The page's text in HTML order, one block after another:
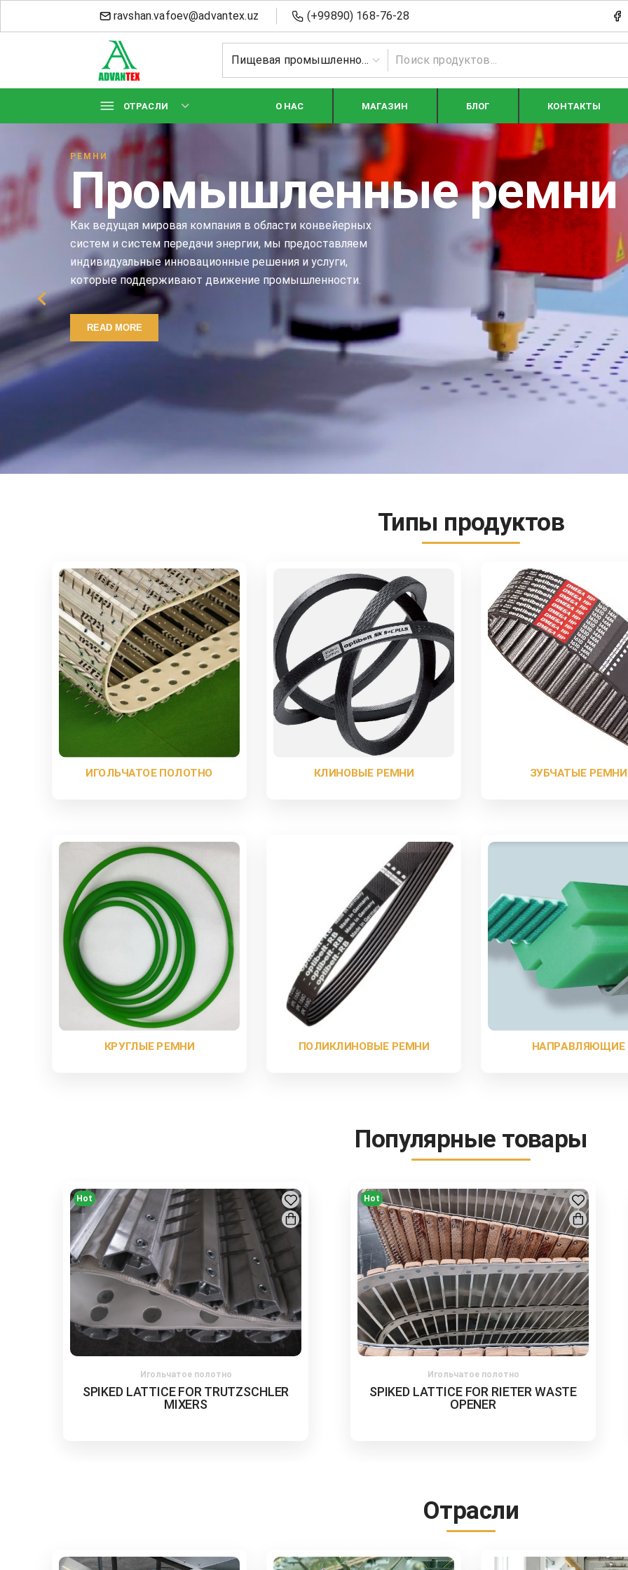
ravshan.vafoev@advantex.uz (+99890) 168-76-28
Пищевая промышленность
ОТРАСЛИ О НАС МАГАЗИН БЛОГ КОНТАКТЫ
РЕМНИ
Промышленные ремни
Как ведущая мировая компания в области конвейерных
систем и систем передачи энергии, мы предоставляем
индивидуальные инновационные решения и услуги,
которые поддерживают движение промышленности.
READ MORE
Типы продуктов
ИГОЛЬЧАТОЕ ПОЛОТНО КЛИНОВЫЕ РЕМНИ ЗУБЧАТЫЕ РЕМНИ
КРУГЛЫЕ РЕМНИ ПОЛИКЛИНОВЫЕ РЕМНИ НАПРАВЛЯЮЩИЕ
Популярные товары
Hot
Игольчатое полотно
SPIKED LATTICE FOR RIETER WASTE
OPENER
Hot
Плоские ремни
MAM-5P
Отрасли